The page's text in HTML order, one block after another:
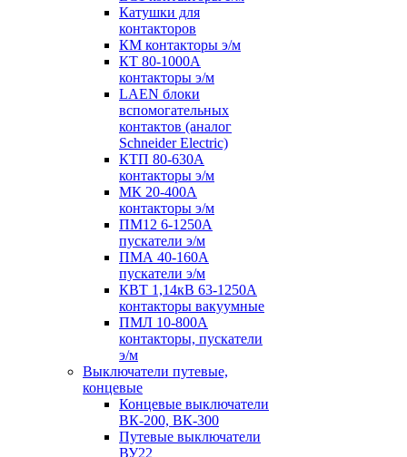
Катушки для
контакторов
КМ контакторы э/м
КТ 80-1000А
контакторы э/м
LAEN блоки
вспомогательных
контактов (аналог
Schneider Electric)
КТП 80-630А
контакторы э/м
МК 20-400А
контакторы э/м
ПМ12 6-1250А
пускатели э/м
ПМА 40-160А
пускатели э/м
КВТ 1,14кВ 63-1250А
контакторы вакуумные
ПМЛ 10-800А
контакторы, пускатели
э/м
Выключатели путевые,
концевые
Концевые выключатели
ВК-200, ВК-300
Путевые выключатели
ВУ22